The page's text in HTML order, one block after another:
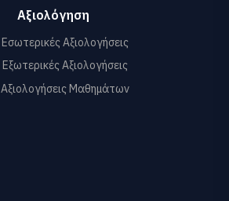
Αξιολόγηση
Εσωτερικές Αξιολογήσεις
Εξωτερικές Αξιολογήσεις
Αξιολογήσεις Μαθημάτων